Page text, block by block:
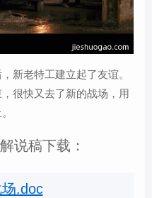
新老特工建立起了友谊。
很快又去了新的战场，用
说稿下载：
.doc